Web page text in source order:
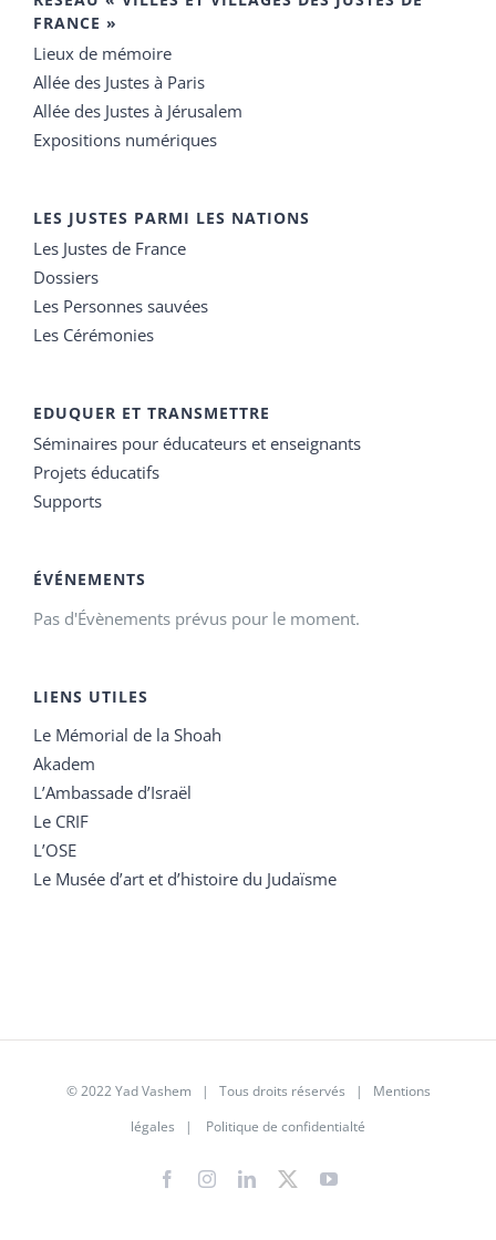
FRANCE »
Lieux de mémoire
Allée des Justes à Paris
Allée des Justes à Jérusalem
Expositions numériques
LES JUSTES PARMI LES NATIONS
Les Justes de France
Dossiers
Les Personnes sauvées
Les Cérémonies
EDUQUER ET TRANSMETTRE
Séminaires pour éducateurs et enseignants
Projets éducatifs
Supports
ÉVÉNEMENTS
Pas d'Évènements prévus pour le moment.
LIENS UTILES
Le Mémorial de la Shoah
Akadem
L’Ambassade d’Israël
Le CRIF
L’OSE
Le Musée d’art et d’histoire du Judaïsme
© 2022 Yad Vashem | Tous droits réservés | Mentions
légales | Politique de confidentialté
FacebookInstagramLinkedIn
X YouTube